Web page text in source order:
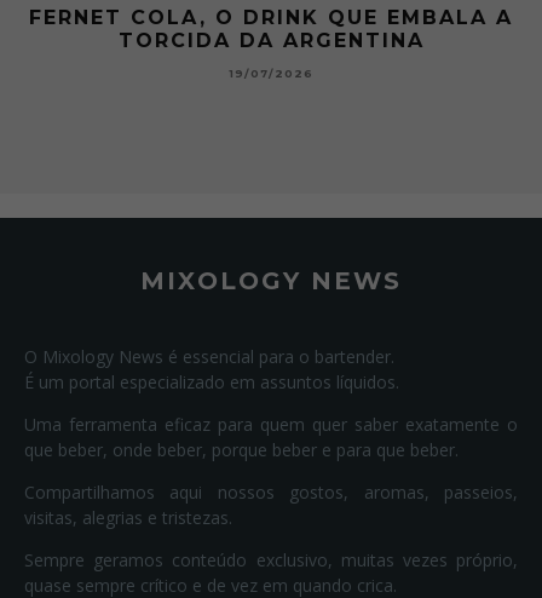
FERNET COLA, O DRINK QUE EMBALA A
TORCIDA DA ARGENTINA
19/07/2026
MIXOLOGY NEWS
O Mixology News é essencial para o bartender.
É um portal especializado em assuntos líquidos.
Uma ferramenta eficaz para quem quer saber exatamente o
que beber, onde beber, porque beber e para que beber.
Compartilhamos aqui nossos gostos, aromas, passeios,
visitas, alegrias e tristezas.
Sempre geramos conteúdo exclusivo, muitas vezes próprio,
quase sempre crítico e de vez em quando crica.